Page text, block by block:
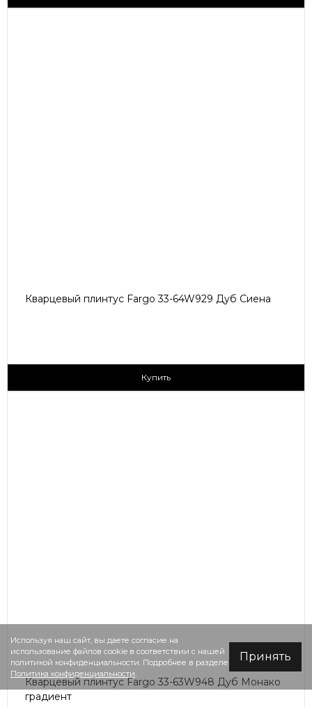
Кварцевый плинтус Fargo 33-64W929 Дуб Сиена
Купить
Кварцевый плинтус Fargo 33-63W948 Дуб Монако
градиент
Используя наш сайт, вы даете согласие на
использование файлов cookie в соответствии с нашей
политикой конфиденциальности. Подробнее в разделе
Политика конфиденциальности.
Принять